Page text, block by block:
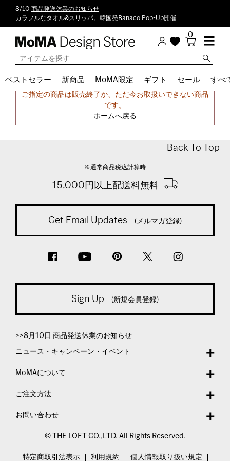
8/10 商品発送休業のお知らせ
カラフルなタオル&スリッパ。 韓国発Banaco Pop-Up開催
0
ベストセラー 新商品 MoMA限定 ギフト セール すべ
申し訳ございません。
ご指定の商品は販売終了か、ただ今お取扱いできない商品
です。
ホームへ戻る
Back To Top
※通常商品税込計算時
15,000円以上配送料無料
Get Email Updates (メルマガ登録)
Sign Up (新規会員登録)
>>8月10日 商品発送休業のお知らせ
ニュース・キャンペーン・イベント
MoMAについて
ご注文方法
お問い合わせ
© THE LOFT CO.,LTD. All Rights Reserved.
特定商取引法表示 利用規約 個人情報取り扱い規定